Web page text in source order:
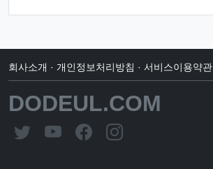
회사소개 · 개인정보처리방침 · 서비스이용약관
DODEUL.COM